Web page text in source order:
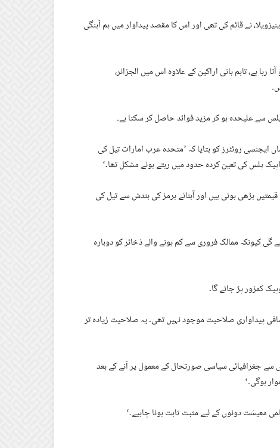
وینیزویلا، نے قائم کی تھی اور اس کا مقصد پیداوار میں ہم آہنگی
ہے، تاہم بانی اراکین کے علاوہ اس میں الجزائر،
سے علیحدہ ہو کر مزید فوائد حاصل کر سکتا ہے۔
ایجنسی روئٹرز کو بتایا کہ ’متحدہ عرب امارات تیل کی
بڑھی ہوئی ہیں اور آبنائے ہرمز کی بندش سے تیل کی
گی کیونکہ ممالک فروری سے کم ہونے والے ذخائر کو دوبارہ
کمزور پڑ جائے گا۔
پیداواری صلاحیت موجود نہیں تھی۔ یہ صلاحیت زیادہ تر
جغرافیائی سیاسی صورتحال کے معمول پر آنے کے بعد
ہوگی۔‘
معیشت دونوں کے لیے مثبت ثابت ہونا چاہیے۔‘